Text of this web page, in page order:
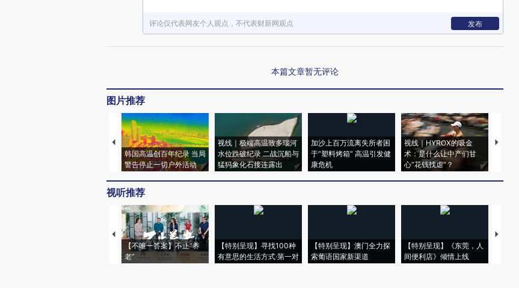
评论仅代表网友个人观点，不代表财新网观点 发布
本篇文章暂无评论
图片推荐
韩国高温创百年纪录 当局
警告停止一切户外活动
视线｜极端高温致多瑙河
水位跌破纪录 二战沉船与
猛犸象化石接连露出
加沙上百万流离失所者困
于“塑料烤箱” 高温引发健
康危机
视线｜HYROX的吸金
术：是什么让中产们甘
心“花钱找虐”？
马航
视听推荐
【不唯一答案】不止“养
老”
【特别呈现】寻找100种
有意思的生活方式·第一对
【特别呈现】澳门全力探
索葡语国家新渠道
【特别呈现】《东莞，人
间便利店》倾情上线
【推
会，